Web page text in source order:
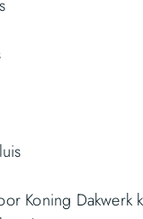
Koning Dakwerk